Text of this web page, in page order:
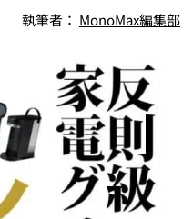
執筆者： MonoMax編集部